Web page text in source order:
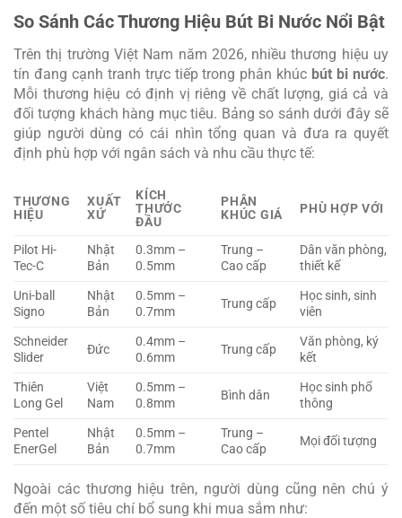
So Sánh Các Thương Hiệu Bút Bi Nước Nổi Bật
Trên thị trường Việt Nam năm 2026, nhiều thương hiệu uy
tín đang cạnh tranh trực tiếp trong phân khúc bút bi nước.
Mỗi thương hiệu có định vị riêng về chất lượng, giá cả và
đối tượng khách hàng mục tiêu. Bảng so sánh dưới đây sẽ
giúp người dùng có cái nhìn tổng quan và đưa ra quyết
định phù hợp với ngân sách và nhu cầu thực tế:
THƯƠNG
HIỆU
XUẤT
XỨ
KÍCH
THƯỚC
ĐẦU
PHÂN
KHÚC GIÁ
PHÙ HỢP VỚI
Pilot Hi-
Tec-C
Nhật
Bản
0.3mm –
0.5mm
Trung –
Cao cấp
Dân văn phòng,
thiết kế
Uni-ball
Signo
Nhật
Bản
0.5mm –
0.7mm
Trung cấp
Học sinh, sinh
viên
Schneider
Slider
Đức
0.4mm –
0.6mm
Trung cấp
Văn phòng, ký
kết
Thiên
Long Gel
Việt
Nam
0.5mm –
0.8mm
Bình dân
Học sinh phổ
thông
Pentel
EnerGel
Nhật
Bản
0.5mm –
0.7mm
Trung –
Cao cấp
Mọi đối tượng
Ngoài các thương hiệu trên, người dùng cũng nên chú ý
đến một số tiêu chí bổ sung khi mua sắm như: